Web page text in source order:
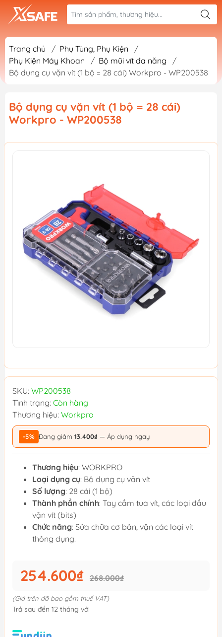
Trang chủ / Phụ Tùng, Phụ Kiện
/
Phụ Kiện Máy Khoan
/ Bộ mũi vít đa năng
/
Bộ dụng cụ vặn vít (1 bộ = 28 cái) Workpro - WP200538
Bộ dụng cụ vặn vít (1 bộ = 28 cái)
Workpro - WP200538
SKU: WP200538
Tình trạng: Còn hàng
Thương hiệu: Workpro
-5% Đang giảm 13.400₫ — Áp dụng ngay
Thương hiệu: WORKPRO
Loại dụng cụ: Bộ dụng cụ vặn vít
Số lượng: 28 cái (1 bộ)
Thành phần chính: Tay cầm tua vít, các loại đầu
vặn vít (bits)
Chức năng: Sửa chữa cơ bản, vặn các loại vít
thông dụng.
254.600₫ 268.000₫
(Giá trên đã bao gồm thuế VAT)
Trả sau đến 12 tháng với